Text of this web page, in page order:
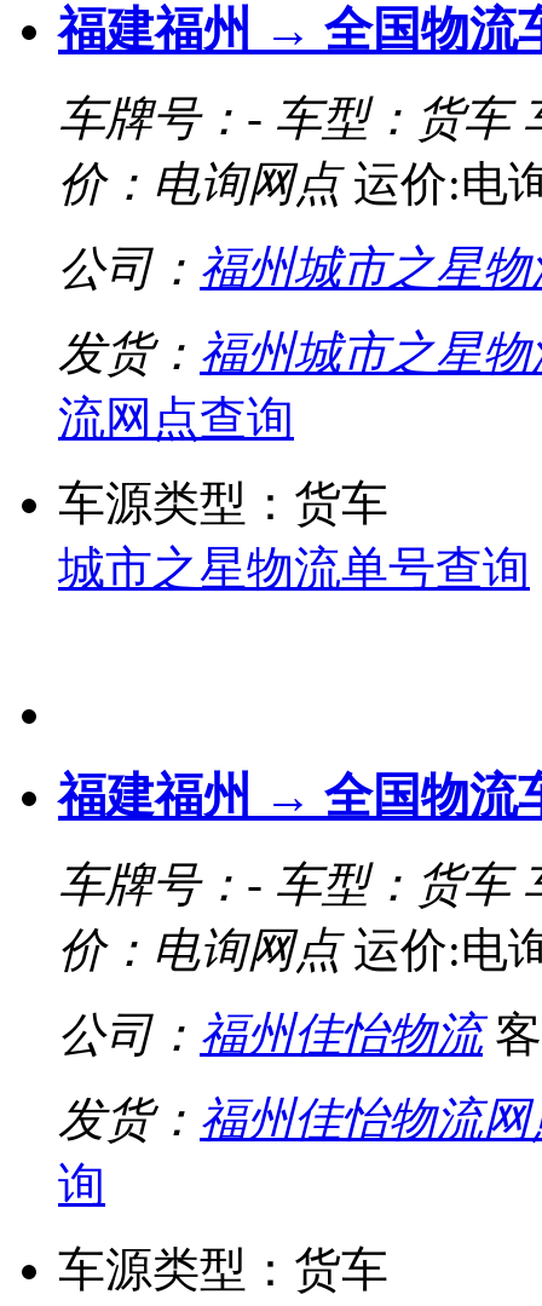
福建福州 → 全国物流
车牌号：- 车型：货车
价：电询网点运价:电
公司： 福州城市之星物
发货： 福州城市之星
流网点查询
车源类型：货车
城市之星物流单号查询
福建福州 → 全国物流
车牌号：- 车型：货车
价：电询网点运价:电
公司： 福州佳怡物流客
发货： 福州佳怡物流
询
车源类型：货车